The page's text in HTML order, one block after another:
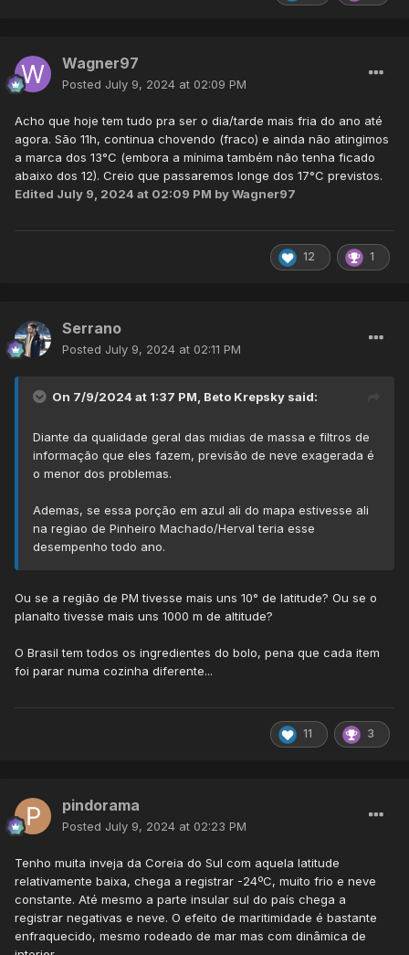
Wagner97
Posted July 9, 2024 at 02:09 PM
Acho que hoje tem tudo pra ser o dia/tarde mais fria do ano até
agora. São 11h, continua chovendo (fraco) e ainda não atingimos
a marca dos 13°C (embora a mínima também não tenha ficado
abaixo dos 12). Creio que passaremos longe dos 17°C previstos.
Edited July 9, 2024 at 02:09 PM by Wagner97
12 1
Serrano
Posted July 9, 2024 at 02:11 PM
On 7/9/2024 at 1:37 PM, Beto Krepsky said:
Diante da qualidade geral das midias de massa e filtros de
informação que eles fazem, previsão de neve exagerada é
o menor dos problemas.
Ademas, se essa porção em azul ali do mapa estivesse ali
na regiao de Pinheiro Machado/Herval teria esse
desempenho todo ano.
Ou se a região de PM tivesse mais uns 10° de latitude? Ou se o
planalto tivesse mais uns 1000 m de altitude?
O Brasil tem todos os ingredientes do bolo, pena que cada item
foi parar numa cozinha diferente...
11 3
pindorama
Posted July 9, 2024 at 02:23 PM
Tenho muita inveja da Coreia do Sul com aquela latitude
relativamente baixa, chega a registrar -24ºC, muito frio e neve
constante. Até mesmo a parte insular sul do país chega a
registrar negativas e neve. O efeito de maritimidade é bastante
enfraquecido, mesmo rodeado de mar mas com dinâmica de